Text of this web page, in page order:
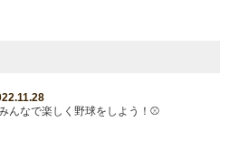
んなで楽しく野球をしよう！⚾